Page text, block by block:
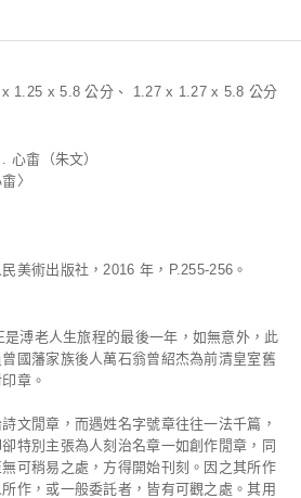
1.25 x 5.8 公分、 1.27 x 1.27 x 5.8 公分
心畬（朱文）
〉
美術出版社，2016 年，P.255-256。
溥老人生旅程的最後一年，如無意外，此
國藩家族後人萬石翁曾紹杰為前清皇室舊
章。
文閒章，而遇姓名字號章往往一法千篇，
特別主張為人刻治名章一如創作閒章，同
可稍易之處，方得開始刊刻。因之其所作
作，或一般委託者，皆有可觀之處。其用